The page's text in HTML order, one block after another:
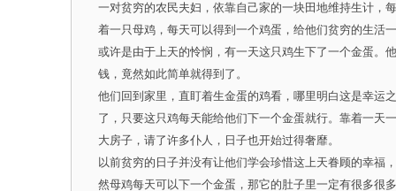
一对贫穷的农民夫妇，依靠自己家的一块田地维持生计，
着一只母鸡，每天可以得到一个鸡蛋，给他们贫穷的生活
或许是由于上天的怜悯，有一天这只鸡生下了一个金蛋。
钱，竟然如此简单就得到了。
他们回到家里，直盯着生金蛋的鸡看，哪里明白这是幸运
了，只要这只鸡每天能给他们下一个金蛋就行。靠着一天
大房子，请了许多仆人，日子也开始过得奢靡。
以前贫穷的日子并没有让他们学会珍惜这上天眷顾的幸福
然母鸡每天可以下一个金蛋，那它的肚子里一定有很多